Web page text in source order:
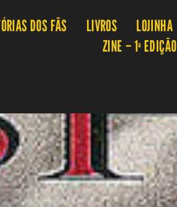
DOS FÃS LIVROS LOJINHA
ZINE – 1ª EDIÇÃO